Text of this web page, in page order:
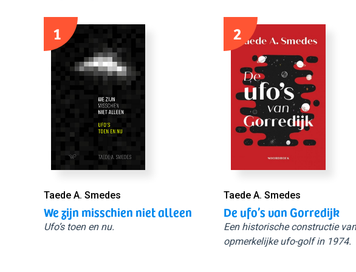
1
Taede A. Smedes
We zijn misschien niet alleen
Ufo’s toen en nu.
2
Taede A. Smedes
De ufo’s van Gorredijk
Een historische constructie
opmerkelijke ufo-golf in 1974.